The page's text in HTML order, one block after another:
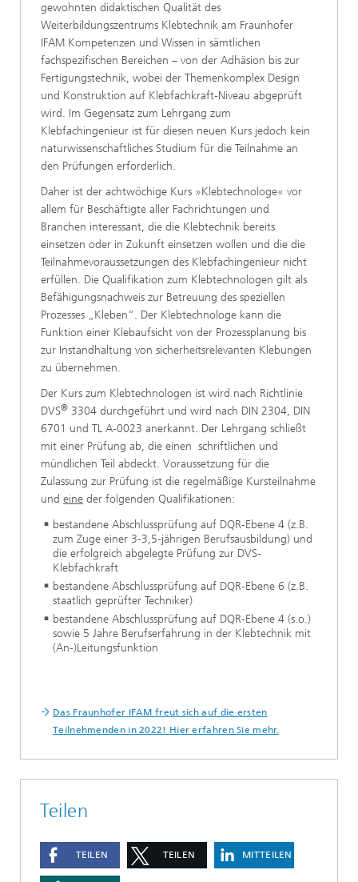
gewohnten didaktischen Qualität des
Weiterbildungszentrums Klebtechnik am Fraunhofer
IFAM Kompetenzen und Wissen in sämtlichen
fachspezifischen Bereichen – von der Adhäsion bis zur
Fertigungstechnik, wobei der Themenkomplex Design
und Konstruktion auf Klebfachkraft-Niveau abgeprüft
wird. Im Gegensatz zum Lehrgang zum
Klebfachingenieur ist für diesen neuen Kurs jedoch kein
naturwissenschaftliches Studium für die Teilnahme an
den Prüfungen erforderlich.
Daher ist der achtwöchige Kurs »Klebtechnologe« vor
allem für Beschäftigte aller Fachrichtungen und
Branchen interessant, die die Klebtechnik bereits
einsetzen oder in Zukunft einsetzen wollen und die die
Teilnahmevoraussetzungen des Klebfachingenieur nicht
erfüllen. Die Qualifikation zum Klebtechnologen gilt als
Befähigungsnachweis zur Betreuung des speziellen
Prozesses „Kleben“. Der Klebtechnologe kann die
Funktion einer Klebaufsicht von der Prozessplanung bis
zur Instandhaltung von sicherheitsrelevanten Klebungen
zu übernehmen.
Der Kurs zum Klebtechnologen ist wird nach Richtlinie
DVS® 3304 durchgeführt und wird nach DIN 2304, DIN
6701 und TL A-0023 anerkannt. Der Lehrgang schließt
mit einer Prüfung ab, die einen schriftlichen und
mündlichen Teil abdeckt. Voraussetzung für die
Zulassung zur Prüfung ist die regelmäßige Kursteilnahme
und eine der folgenden Qualifikationen:
bestandene Abschlussprüfung auf DQR-Ebene 4 (z.B.
zum Zuge einer 3-3,5-jährigen Berufsausbildung) und
die erfolgreich abgelegte Prüfung zur DVS-
Klebfachkraft
bestandene Abschlussprüfung auf DQR-Ebene 6 (z.B.
staatlich geprüfter Techniker)
bestandene Abschlussprüfung auf DQR-Ebene 4 (s.o.)
sowie 5 Jahre Berufserfahrung in der Klebtechnik mit
(An-)Leitungsfunktion
Das Fraunhofer IFAM freut sich auf die ersten
Teilnehmenden in 2022! Hier erfahren Sie mehr.
Teilen
TEILEN TEILEN MITTEILEN